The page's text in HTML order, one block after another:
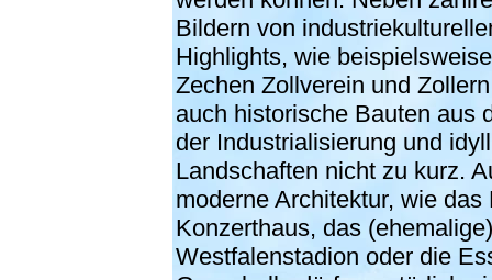
Bildern von
Highlights, wie
Zechen Zollverein und
auch historische Bauten aus
der Industrialisierung und
Landschaften nicht zu kurz.
moderne Architektur, wie das
Konzerthaus, das (ehemalige)
Westfalenstadion oder die